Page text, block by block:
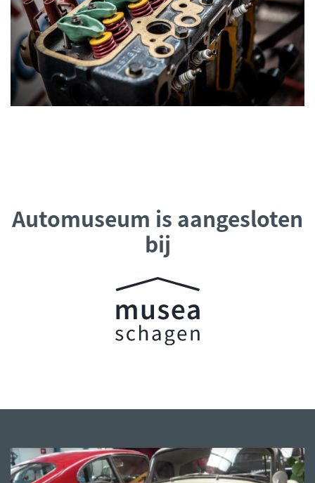
Automuseum is aangesloten
bij